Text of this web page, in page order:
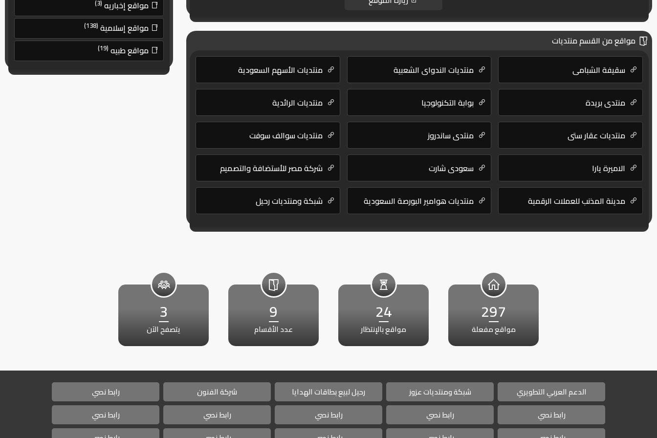
مواقع من القسم منتديات
سقيفة الشبامي
منتديات الندواي الشعبية منتديات الأسهم السعودية
منتدى بريدة بوابة التكنولوجيا منتديات الرائدية
منتديات عقار ستي منتدى ساندروز منتديات سوالف سوفت
الاميرة يارا سعودي شارت شركة مصر للأستضافة والتصميم
مدينة المذنب للعملات الرقمية منتديات هوامير البورصة السعودية شبكة ومنتديات رحيل
مواقع إخباريه (3)
مواقع إسلامية (138)
مواقع طبيه (19)
297
مواقع مفعلة
24
مواقع بالإنتظار
9
عدد الأقسام
3
يتصفح الآن
الدعم العربي التطويري شبكة ومنتديات عزوز رحيل لبيع بطاقات الهدايا شركة الفنون
رابط نصي
رابط نصي
رابط نصي رابط نصي رابط نصي
رابط نصي